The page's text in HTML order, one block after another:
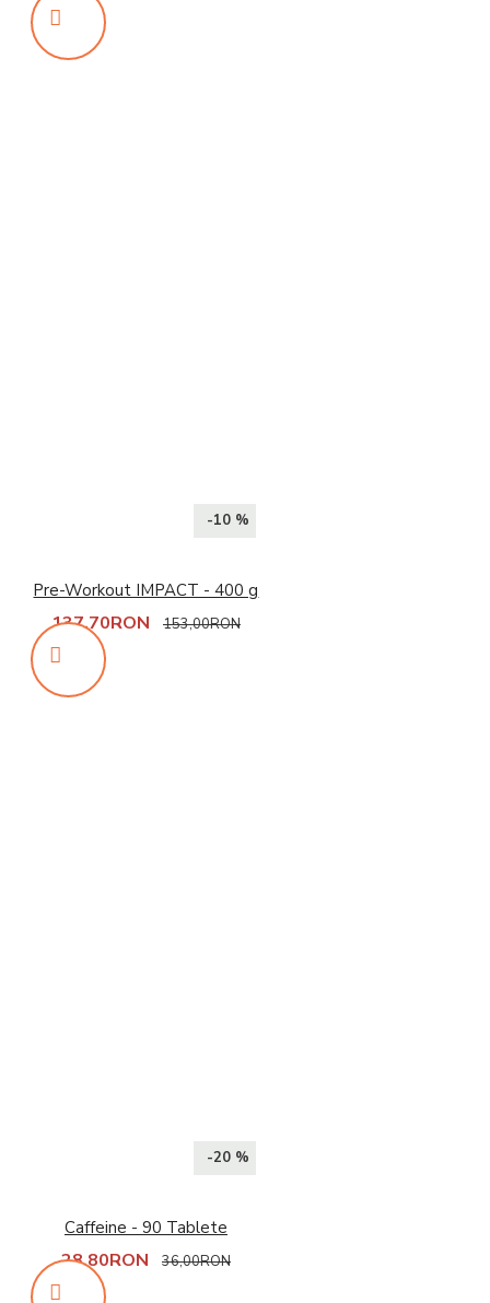
-10 %
Pre-Workout IMPACT - 400 g
137,70RON 153,00RON
-20 %
Caffeine - 90 Tablete
28,80RON 36,00RON